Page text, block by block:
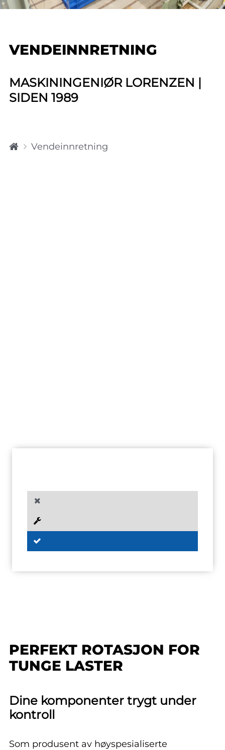
VENDEINNRETNING
MASKININGENIØR LORENZEN |
SIDEN 1989
H
Vendeinnretning
PERFEKT ROTASJON FOR
TUNGE LASTER
Dine komponenter trygt under
kontroll
Som produsent av høyspesialiserte